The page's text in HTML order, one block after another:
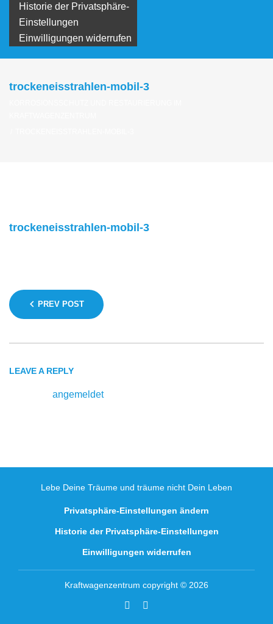
Historie der Privatsphäre-
Einstellungen
Einwilligungen widerrufen
trockeneisstrahlen-mobil-3
trockeneisstrahlen-mobil-3
Beitragsnavigation
PREV POST
LEAVE A REPLY
angemeldetsein, um einen Kommentar
Lebe Deine Träume und träume nicht Dein Leben
Privatsphäre-Einstellungen ändern
Historie der Privatsphäre-Einstellungen
Einwilligungen widerrufen
Kraftwagenzentrum copyright © 2026